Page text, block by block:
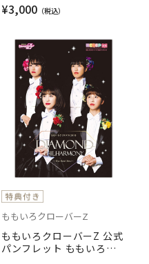
ROAD TO 2020- 史上最大
¥3,000
ももいろクローバーZ
ももいろクローバーZ 公式
パンフレット ももいろク